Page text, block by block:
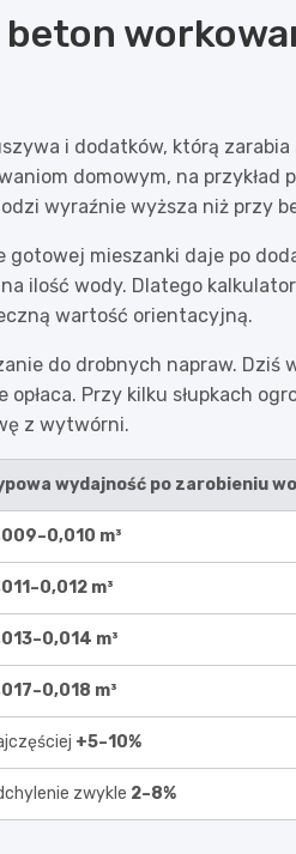
i dodatków, którą
domowym, na
wyraźnie wyższa niż przy
mieszanki daje po
ilość wody. Dlatego kalkulator
wartość orientacyjną.
do drobnych napraw.
Przy kilku słupkach
z wytwórni.
wydajność po zarobieniu
m³
m³
m³
m³
+5–10%
zwykle 2–8%